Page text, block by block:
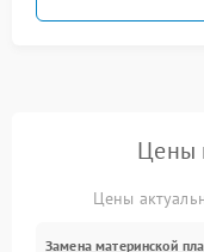
Цены
Цены
Замена материнской